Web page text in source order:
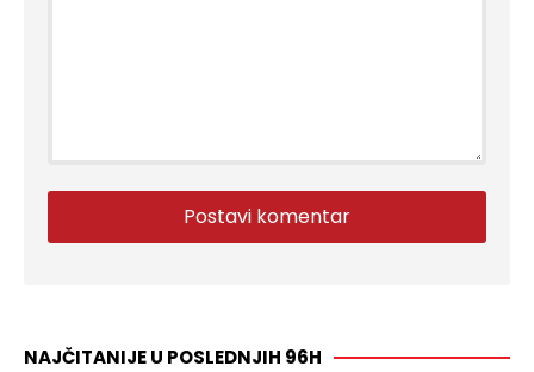
NAJČITANIJE U POSLEDNJIH 96H